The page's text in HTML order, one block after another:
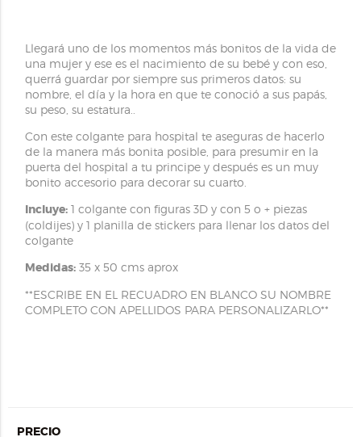
Llegará uno de los momentos más bonitos de la vida de
una mujer y ese es el nacimiento de su bebé y con eso,
querrá guardar por siempre sus primeros datos: su
nombre, el día y la hora en que te conoció a sus papás,
su peso, su estatura..
Con este colgante para hospital te aseguras de hacerlo
de la manera más bonita posible, para presumir en la
puerta del hospital a tu principe y después es un muy
bonito accesorio para decorar su cuarto.
Incluye:1 colgante con figuras 3D y con 5 o + piezas
(coldijes) y 1 planilla de stickers para llenar los datos del
colgante
Medidas:35 x 50 cms aprox
**ESCRIBE EN EL RECUADRO EN BLANCO SU NOMBRE
COMPLETO CON APELLIDOS PARA PERSONALIZARLO**
PRECIO